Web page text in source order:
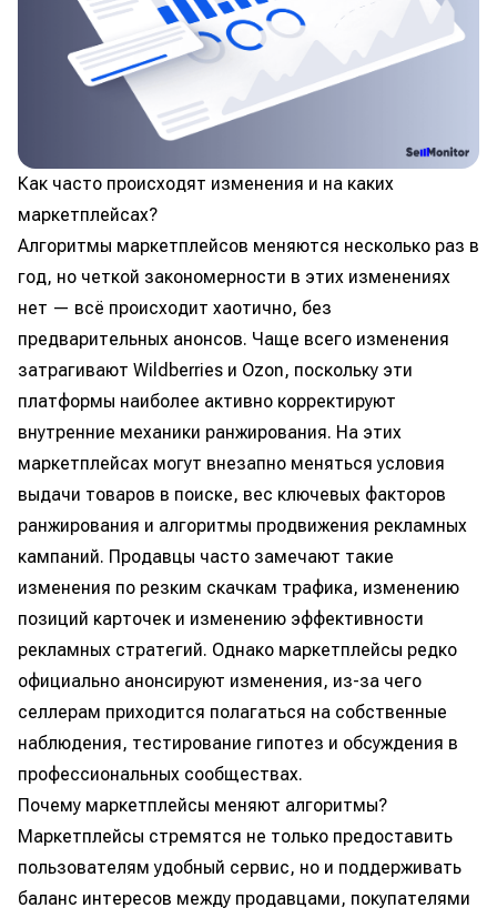
Как часто происходят изменения и на каких
маркетплейсах?
Алгоритмы маркетплейсов меняются несколько раз в
год, но четкой закономерности в этих изменениях
нет — всё происходит хаотично, без
предварительных анонсов. Чаще всего изменения
затрагивают Wildberries и Ozon, поскольку эти
платформы наиболее активно корректируют
внутренние механики ранжирования. На этих
маркетплейсах могут внезапно меняться условия
выдачи товаров в поиске, вес ключевых факторов
ранжирования и алгоритмы продвижения рекламных
кампаний. Продавцы часто замечают такие
изменения по резким скачкам трафика, изменению
позиций карточек и изменению эффективности
рекламных стратегий. Однако маркетплейсы редко
официально анонсируют изменения, из-за чего
селлерам приходится полагаться на собственные
наблюдения, тестирование гипотез и обсуждения в
профессиональных сообществах.
Почему маркетплейсы меняют алгоритмы?
Маркетплейсы стремятся не только предоставить
пользователям удобный сервис, но и поддерживать
баланс интересов между продавцами, покупателями